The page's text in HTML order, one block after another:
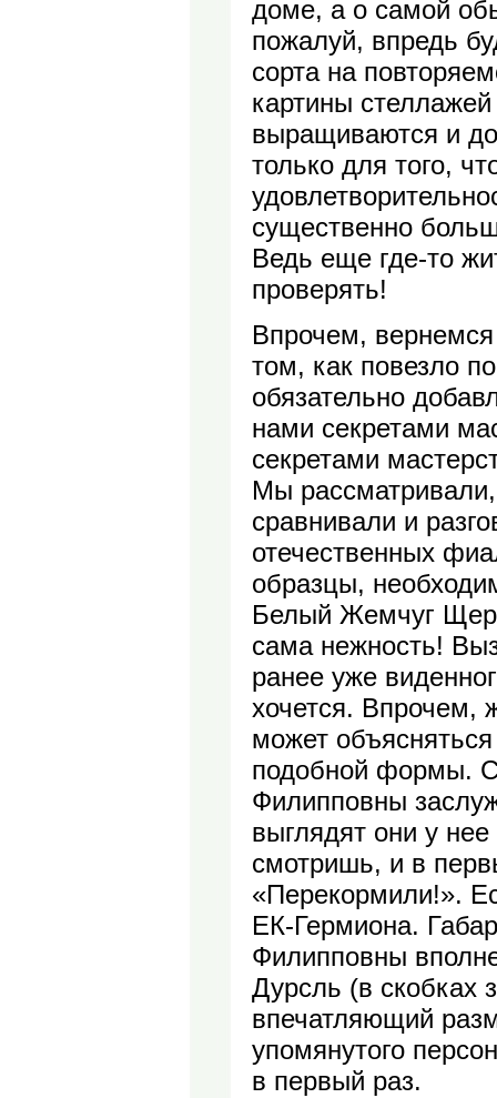
доме, а о самой
пожалуй, впредь
сорта на
картины
выращиваются и
только для того,
существенно
Ведь еще где-то
проверять!
Впрочем,
том, как повезло
обязательно
нами секретами
секретами
Мы
сравнивали и
отечественных
образцы,
Белый Жемчуг
сама нежность!
ранее уже
хочется. Впрочем,
может
подобной формы.
Филипповны
выглядят они у
смотришь, и в
«Перекормили!».
ЕК-Гермиона.
Филипповны
Дурсль (в скобках
впечатляющий
упомянутого
в первый раз.